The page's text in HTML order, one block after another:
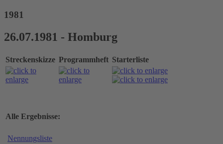
1981
26.07.1981 - Homburg
Streckenskizze Programmheft Starterliste
Alle Ergebnisse:
Nennungsliste